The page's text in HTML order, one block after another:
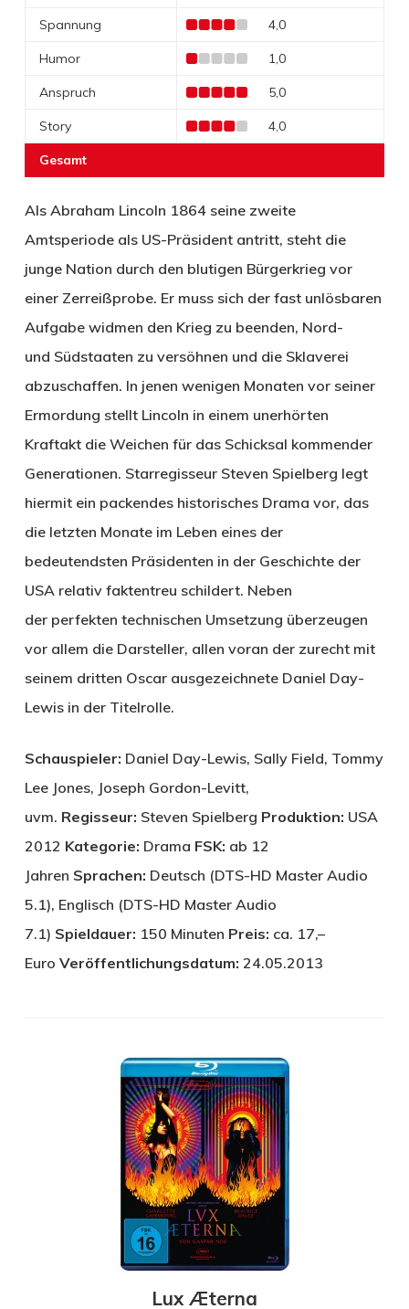
Spannung 4,0
Humor 1,0
Anspruch 5,0
Story 4,0
Gesamt
Als Abraham Lincoln 1864 seine zweite
Amtsperiode als US-Präsident antritt, steht die
junge Nation durch den blutigen Bürgerkrieg vor
einer Zerreißprobe. Er muss sich der fast unlösbaren
Aufgabe widmen den Krieg zu beenden, Nord-
und Südstaaten zu versöhnen und die Sklaverei
abzuschaffen. In jenen wenigen Monaten vor seiner
Ermordung stellt Lincoln in einem unerhörten
Kraftakt die Weichen für das Schicksal kommender
Generationen. Starregisseur Steven Spielberg legt
hiermit ein packendes historisches Drama vor, das
die letzten Monate im Leben eines der
bedeutendsten Präsidenten in der Geschichte der
USA relativ faktentreu schildert. Neben
der perfekten technischen Umsetzung überzeugen
vor allem die Darsteller, allen voran der zurecht mit
seinem dritten Oscar ausgezeichnete Daniel Day-
Lewis in der Titelrolle.
Schauspieler: Daniel Day-Lewis, Sally Field, Tommy
Lee Jones, Joseph Gordon-Levitt,
uvm. Regisseur: Steven Spielberg Produktion: USA
2012 Kategorie: Drama FSK: ab 12
Jahren Sprachen: Deutsch (DTS-HD Master Audio
5.1), Englisch (DTS-HD Master Audio
7.1) Spieldauer: 150 Minuten Preis: ca. 17,–
Euro Veröffentlichungsdatum: 24.05.2013
Lux Æterna